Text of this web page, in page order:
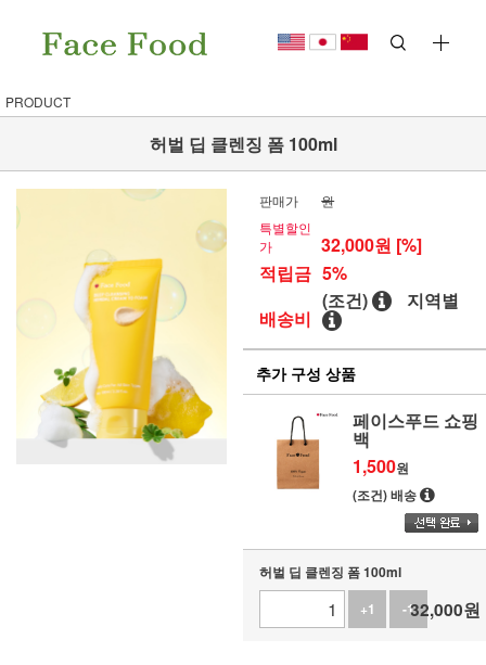
PRODUCT
허벌 딥 클렌징 폼 100ml
판매가
원
특별할인
가
32,000원 [%]
적립금 5%
배송비
(조건) 지역별
추가 구성 상품
페이스푸드 쇼핑
백
1,500원
(조건) 배송
허벌 딥 클렌징 폼 100ml
+1
-132,000원